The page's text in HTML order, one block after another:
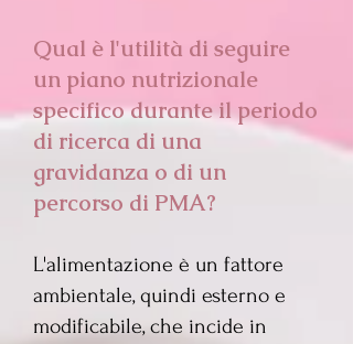
Qual è l'utilità di seguire
un piano nutrizionale
specifico durante il periodo
di ricerca di una
gravidanza o di un
percorso di PMA?
L'alimentazione è un fattore
ambientale, quindi esterno e
modificabile, che incide in